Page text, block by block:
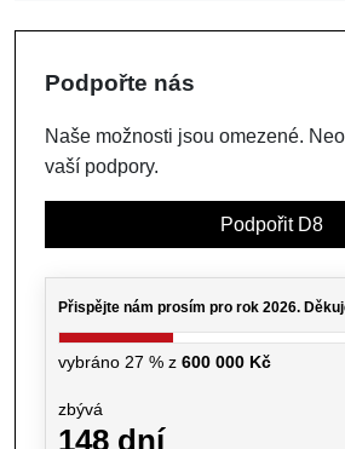
Podpořte nás
Naše možnosti jsou omezené.
vaší podpory.
Podpořit D8